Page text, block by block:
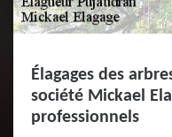
Élagages des
société Mickael
professionnels